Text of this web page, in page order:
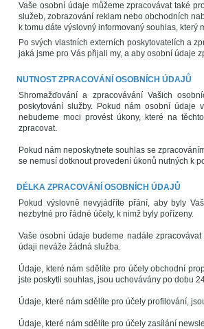
Vaše osobní údaje můžeme zpracovávat také
služeb, zobrazování reklam nebo obchodních
k tomu dáte výslovný informovaný souhlas, který
Po svých vlastních externích poskytovatelích a
jaká jsme pro Vás přijali my, a aby osobní údaje
NUTNOST ZPRACOVÁNÍ OSOBNÍCH ÚDAJŮ
Shromažďování a zpracovávání Vašich
poskytování služby. Pokud nám osobní údaje
nebudeme moci provést úkony, které na
zpracovat.
Pokud nám neposkytnete souhlas se
se nemusí dotknout provedení úkonů nutných k
DÉLKA ZPRACOVÁNÍ OSOBNÍCH ÚDAJŮ
Pokud výslovně nevyjádříte přání, aby byly
nezbytné pro řádné účely, k nimž byly pořízeny.
Vaše osobní údaje budeme nadále
údaji neváže žádná služba.
Údaje, které nám sdělíte pro účely obchodní
jste poskytli souhlas, jsou uchovávány po dobu
Údaje, které nám sdělíte pro účely profilování,
Údaje, které nám sdělíte pro účely zasílání